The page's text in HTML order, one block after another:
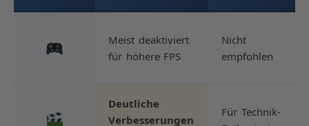
Meist deaktiviert
für höhere FPS
Nicht
empfohlen
Deutliche
Verbesserungen
Für Technik-